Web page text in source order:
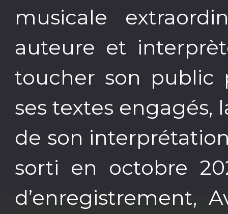
musicale
auteure et
toucher son public
ses textes engagés,
de son
sorti en octobre
d’enregistrement,